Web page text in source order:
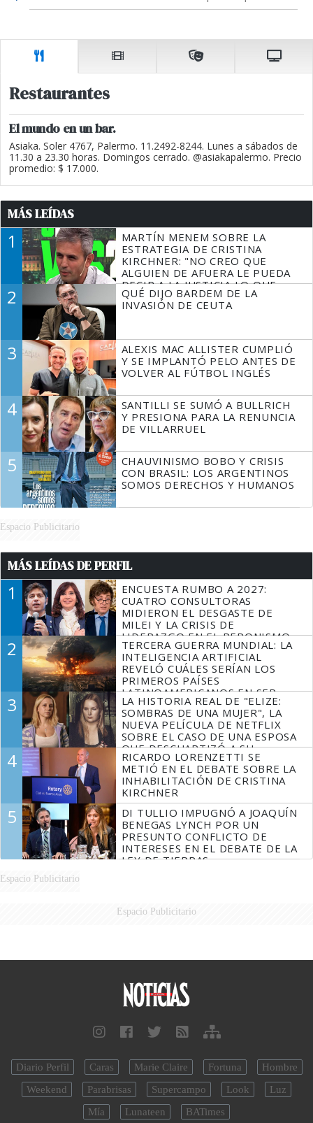
Restaurantes
El mundo en un bar.
Asiaka. Soler 4767, Palermo. 11.2492-8244. Lunes a sábados de
11.30 a 23.30 horas. Domingos cerrado. @asiakapalermo. Precio
promedio: $ 17.000.
MÁS LEÍDAS
1
MARTÍN MENEM SOBRE LA
ESTRATEGIA DE CRISTINA
KIRCHNER: "NO CREO QUE
ALGUIEN DE AFUERA LE PUEDA
DECIR A LA JUSTICIA LO QUE
TIENE QUE HACER"
2
QUÉ DIJO BARDEM DE LA
INVASIÓN DE CEUTA
3
ALEXIS MAC ALLISTER CUMPLIÓ
Y SE IMPLANTÓ PELO ANTES DE
VOLVER AL FÚTBOL INGLÉS
4
SANTILLI SE SUMÓ A BULLRICH
Y PRESIONA PARA LA RENUNCIA
DE VILLARRUEL
5
CHAUVINISMO BOBO Y CRISIS
CON BRASIL: LOS ARGENTINOS
SOMOS DERECHOS Y HUMANOS
Espacio Publicitario
MÁS LEÍDAS DE PERFIL
1
ENCUESTA RUMBO A 2027:
CUATRO CONSULTORAS
MIDIERON EL DESGASTE DE
MILEI Y LA CRISIS DE
LIDERAZGO EN EL PERONISMO
2
TERCERA GUERRA MUNDIAL: LA
INTELIGENCIA ARTIFICIAL
REVELÓ CUÁLES SERÍAN LOS
PRIMEROS PAÍSES
LATINOAMERICANOS EN SER
DERROTADOS
3
LA HISTORIA REAL DE "ELIZE:
SOMBRAS DE UNA MUJER", LA
NUEVA PELÍCULA DE NETFLIX
SOBRE EL CASO DE UNA ESPOSA
QUE DESCUARTIZÓ A SU
MARIDO
4
RICARDO LORENZETTI SE
METIÓ EN EL DEBATE SOBRE LA
INHABILITACIÓN DE CRISTINA
KIRCHNER
5
DI TULLIO IMPUGNÓ A JOAQUÍN
BENEGAS LYNCH POR UN
PRESUNTO CONFLICTO DE
INTERESES EN EL DEBATE DE LA
LEY DE TIERRAS
Espacio Publicitario
Espacio Publicitario
Diario Perfil Caras Marie Claire Fortuna
Hombre
Weekend
Parabrisas Supercampo Look
Luz
Mía
Lunateen BATimes